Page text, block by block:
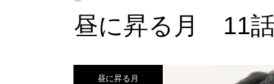
昼に昇る月 11
昼に昇る月